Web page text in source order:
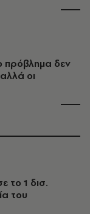
πρόβλημα δεν
οι
το 1 δισ.
του